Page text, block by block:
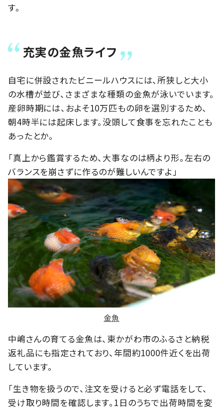
す。
充実の金魚ライフ
自宅に併設されたビニールハウスには、所狭しと大小
の水槽が並び、さまざまな種類の金魚が泳いでいます。
産卵時期には、およそ10万匹もの卵を選別するため、
朝4時半には起床します。没頭して食事を忘れたことも
あったとか。
「真上から鑑賞するため、大事なのは柄より形。左右の
バランスを崩さずに作るのが難しいんですよ」
金魚
中嶋さんの育てる金魚は、東かがわ市のふるさと納税
返礼品にも指定されており、年間約1000件近くを出荷
しています。
「生き物を扱うので、注文を受けると必ず電話をして、
受け取り時間を確認します。1日のうちで出荷時間を変